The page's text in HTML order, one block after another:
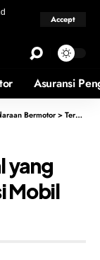
Accept
Asuransi
Bermotor>Ternyata Beda! Ini 5 Hal yang Membedakan Asuransi Mobil Listrik dan Mobil Biasa
yang
Mobil